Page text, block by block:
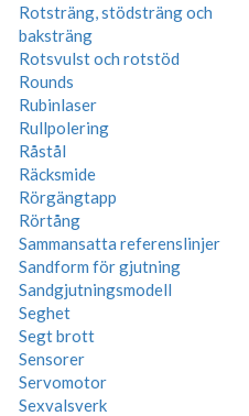
Rotsträng, stödsträng och
baksträng
Rotsvulst och rotstöd
Rounds
Rubinlaser
Rullpolering
Råstål
Räcksmide
Rörgängtapp
Rörtång
Sammansatta referenslinjer
Sandform för gjutning
Sandgjutningsmodell
Seghet
Segt brott
Sensorer
Servomotor
Sexvalsverk